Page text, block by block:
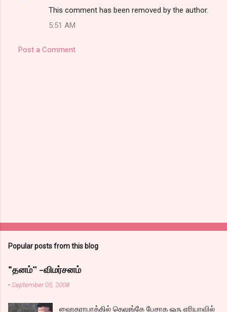
This comment has been removed by the author.
5:51 AM
Post a Comment
Popular posts from this blog
"தனம்” -விமர்சனம்
-September 05, 2008
ஹைதராபாத்தில் தெலுங்கே பேசாத ஓரு ஏரியாவில்